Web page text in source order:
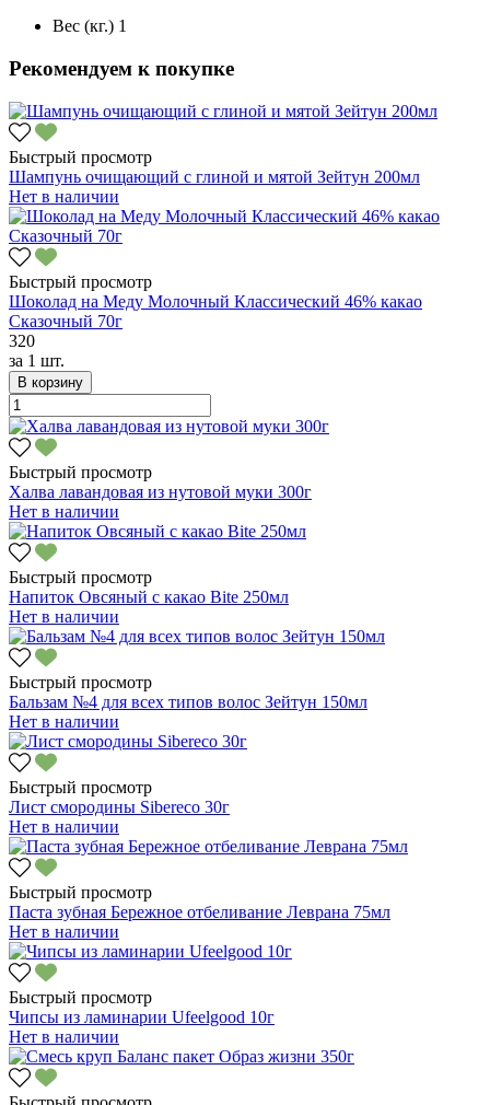
Вес (кг.) 1
Рекомендуем к покупке
Быстрый просмотр
Шампунь очищающий с глиной и мятой Зейтун 200мл
Нет в наличии
Быстрый просмотр
Шоколад на Меду Молочный Классический 46% какао
Сказочный 70г
320
за 1 шт.
В корзину
Быстрый просмотр
Халва лавандовая из нутовой муки 300г
Нет в наличии
Быстрый просмотр
Напиток Овсяный с какао Bite 250мл
Нет в наличии
Быстрый просмотр
Бальзам №4 для всех типов волос Зейтун 150мл
Нет в наличии
Быстрый просмотр
Лист смородины Sibereco 30г
Нет в наличии
Быстрый просмотр
Паста зубная Бережное отбеливание Леврана 75мл
Нет в наличии
Быстрый просмотр
Чипсы из ламинарии Ufeelgood 10г
Нет в наличии